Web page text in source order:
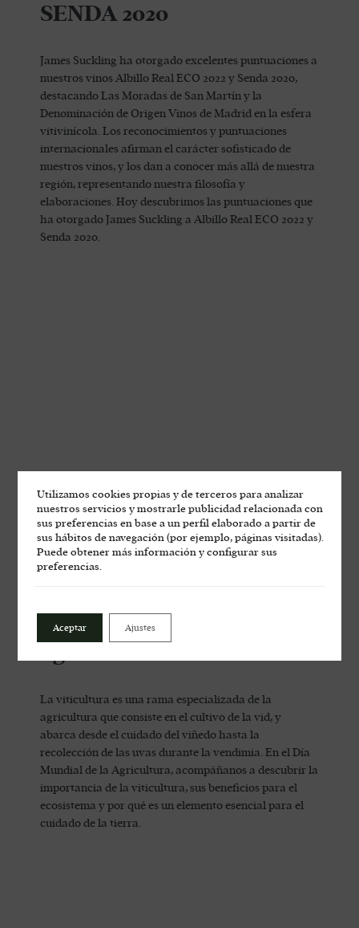
SENDA 2020
James Suckling ha otorgado excelentes puntuaciones a
nuestros vinos Albillo Real ECO 2022 y Senda 2020,
destacando Las Moradas de San Martín y la
Denominación de Origen Vinos de Madrid en la esfera
vitivinícola. Los reconocimientos y puntuaciones
internacionales afirman el carácter sofisticado de
nuestros vinos, y los dan a conocer más allá de nuestra
región, representando nuestra filosofía y
elaboraciones. Hoy descubrimos las puntuaciones que
ha otorgado James Suckling a Albillo Real ECO 2022 y
Senda 2020.
cultivo de la vid en la
La viticultura es una rama especializada de la
agricultura que consiste en el cultivo de la vid, y
abarca desde el cuidado del viñedo hasta la
recolección de las uvas durante la vendimia. En el Día
Mundial de la Agricultura, acompáñanos a descubrir la
importancia de la viticultura, sus beneficios para el
ecosistema y por qué es un elemento esencial para el
cuidado de la tierra.
Utilizamos cookies propias y de terceros para analizar
nuestros servicios y mostrarle publicidad relacionada con
sus preferencias en base a un perfil elaborado a partir de
sus hábitos de navegación (por ejemplo, páginas visitadas).
Puede obtener más información y configurar sus
preferencias.
Aceptar Ajustes